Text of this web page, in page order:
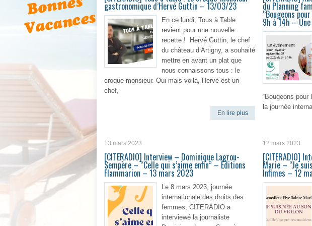
gastronomique d’Hervé Guttin – 13/03/23
En ce lundi, Tous à Table
revient pour une nouvelle
recette ! Hervé Guttin, le chef
du château d’Artigny, a souhaité
mettre en avant un plat que
nous connaissons tous : le
croque-monsieur. Oui mais voilà, Hervé est un
chef,
En lire plus
du Planning
“Bougeons
9h à 14h –
“Bougeons pour
la journée
13 mars 2023
[CITERADIO] Interview – Dominique Lagrou-
Sempère – “Celle qui s’aime enfin” – Éditions
Flammarion – 13 mars 2023
Le 8 mars 2023, journée
internationale des droits des
femmes, CITERADIO a
interviewé la journaliste
12 mars 2023
[CITERADIO]
Marie – “Je
Infimes – 12